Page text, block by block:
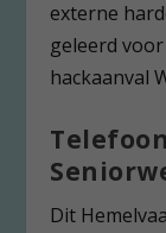
externe
geleerd
hackaanval
Dit